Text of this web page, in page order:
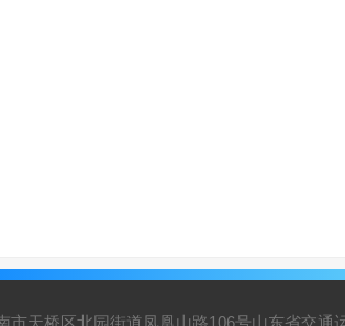
市天桥区北园街道凤凰山路106号山东省交